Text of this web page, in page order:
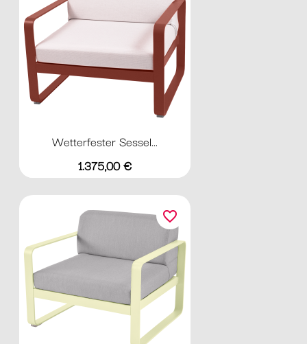
Wetterfester Sessel...
Preis
1.375,00 €
favorite_border